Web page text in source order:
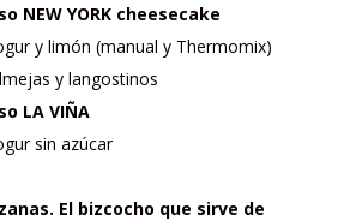
NEW YORK cheesecake
y limón (manual y Thermomix)
y langostinos
LA VIÑA
sin azúcar
El bizcocho que sirve de